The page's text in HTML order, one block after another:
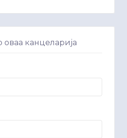
оваа канцеларија